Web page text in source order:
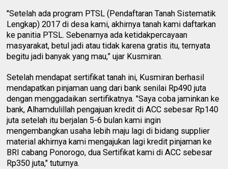
"Setelah ada program PTSL (Pendaftaran Tanah Sistematik
Lengkap) 2017 di desa kami, akhirnya tanah kami daftarkan
ke panitia PTSL. Sebenarnya ada ketidakpercayaan
masyarakat, betul jadi atau tidak karena gratis itu, ternyata
begitu jadi banyak yang mau,” ujar Kusmiran.
Setelah mendapat sertifikat tanah ini, Kusmiran berhasil
mendapatkan pinjaman uang dari bank senilai Rp490 juta
dengan menggadaikan sertifikatnya. "Saya coba jaminkan ke
bank, Alhamdulillah pengajuan kredit di ACC sebesar Rp140
juta setelah itu berjalan 5-6 bulan kami ingin
mengembangkan usaha lebih maju lagi di bidang supplier
material akhirnya kami mengajukan lagi kredit pinjaman ke
BRI cabang Ponorogo, dua Sertifikat kami di ACC sebesar
Rp350 juta," tuturnya.